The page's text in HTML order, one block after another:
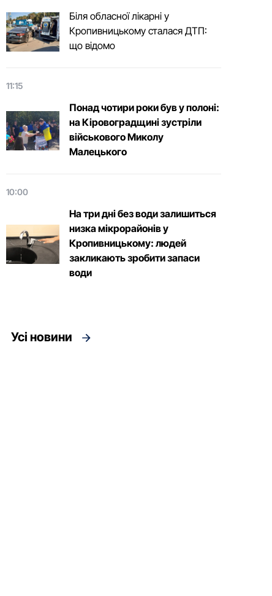
Біля обласної лікарні у
Кропивницькому сталася ДТП:
що відомо
11:15
Понад чотири роки був у полоні:
на Кіровоградщині зустріли
військового Микoлу
Малецькoгo
10:00
На три дні без води залишиться
низка мікрорайонів у
Кропивницькому: людей
закликають зробити запаси
води
Усі новини